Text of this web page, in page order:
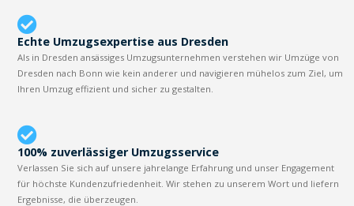
Echte Umzugsexpertise aus Dresden
Als in Dresden ansässiges Umzugsunternehmen verstehen wir Umzüge von
Dresden nach Bonn wie kein anderer und navigieren mühelos zum Ziel, um
Ihren Umzug effizient und sicher zu gestalten.
100% zuverlässiger Umzugsservice
Verlassen Sie sich auf unsere jahrelange Erfahrung und unser Engagement
für höchste Kundenzufriedenheit. Wir stehen zu unserem Wort und liefern
Ergebnisse, die überzeugen.